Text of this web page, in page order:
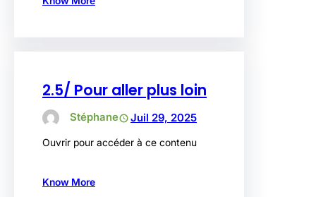
2.5/ Pour aller plus loin
Stéphane Juil 29, 2025
Ouvrir pour accéder à ce contenu
Know More